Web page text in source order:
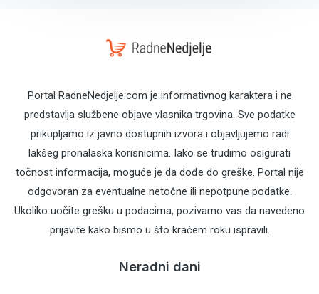
Portal RadneNedjelje.com je informativnog karaktera i ne
predstavlja službene objave vlasnika trgovina. Sve podatke
prikupljamo iz javno dostupnih izvora i objavljujemo radi
lakšeg pronalaska korisnicima. Iako se trudimo osigurati
točnost informacija, moguće je da dođe do greške. Portal nije
odgovoran za eventualne netočne ili nepotpune podatke.
Ukoliko uočite grešku u podacima, pozivamo vas da navedeno
prijavite kako bismo u što kraćem roku ispravili.
Neradni dani